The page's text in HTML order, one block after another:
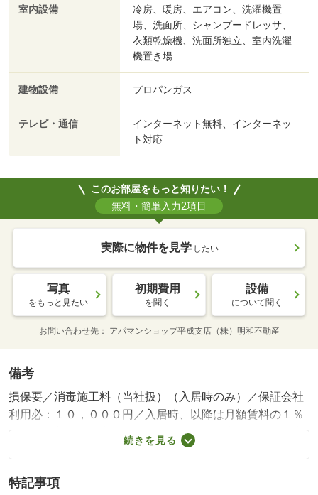
室内設備
冷房、暖房、エアコン、洗濯機置
場、洗面所、シャンプードレッサ、
衣類乾燥機、洗面所独立、室内洗濯
機置き場
建物設備 プロパンガス
テレビ・通信
インターネット無料、インターネッ
ト対応
このお部屋をもっと知りたい！
無料・簡単入力2項目
実際に物件を見学 したい
写真
をもっと見たい
初期費用
を聞く
設備
について聞く
お問い合わせ先 アパマンショップ平成支店（株）明和不動産
備考
損保要／消毒施工料（当社扱）（入居時のみ）／保証会社
利用必：１０，０００円／入居時、以降は月額賃料の１％
／毎月（入居期間中）／二人入居可／［退去時費用 退去
費用実費精算※故意・過失等別途実費］ ハウスクリーニ
り 法人契約の際は敷金２ヵ月、礼金１ヵ月（審査状況に
続きを見る
特記事項